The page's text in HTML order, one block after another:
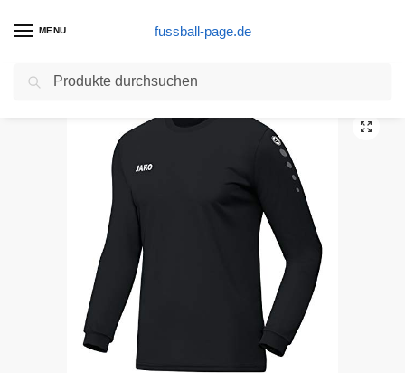
MENU fussball-page.de
Start Torwart Produkte / JAKO Herren Trikot Team LA, schwarz, XL